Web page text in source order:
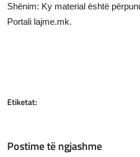
Shënim: Ky material është
Portali lajme.mk.
Etiketat:
Postime të ngjashme